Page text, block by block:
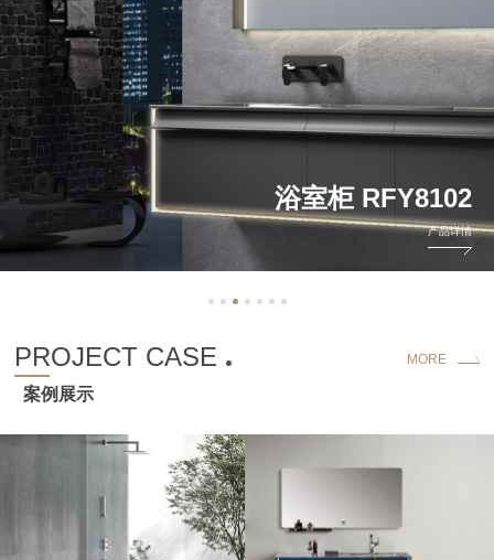
浴室柜 RFY8102
产品详情
PROJECT CASE
案例展示
MORE